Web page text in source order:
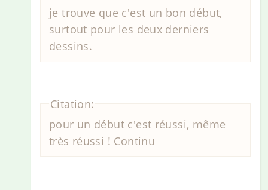
je trouve que c'est un bon début,
surtout pour les deux derniers
dessins.
Citation:
pour un début c'est réussi, même
très réussi ! Continu